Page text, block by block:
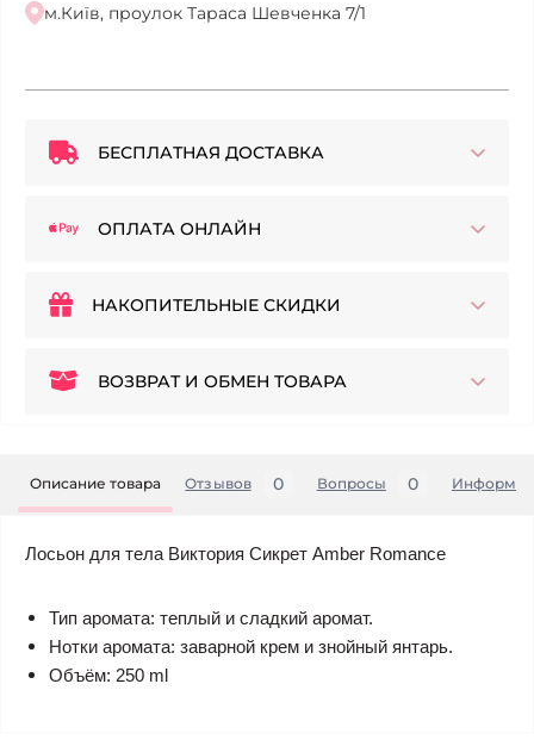
м.Київ, проулок Тараса Шевченка 7/1
БЕСПЛАТНАЯ ДОСТАВКА
ОПЛАТА ОНЛАЙН
НАКОПИТЕЛЬНЫЕ СКИДКИ
ВОЗВРАТ И ОБМЕН ТОВАРА
Описание товара Отзывов 0 Вопросы 0
Лосьон для тела Виктория Сикрет Amber Romance
Тип аромата: теплый и сладкий аромат.
Нотки аромата: заварной крем и знойный янтарь.
Объём: 250 ml